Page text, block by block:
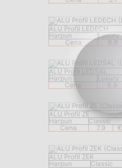
ALU Profil LEDECH
Harpun
Luxury
Cena
8.9
ALU Profil LEDSAL
Harpun
Luxury
Cena
6.9
ALU Profil ZE
Harpun
Classic
Cena
7.9 €
ALU Profil ZEK
Harpun
Classic